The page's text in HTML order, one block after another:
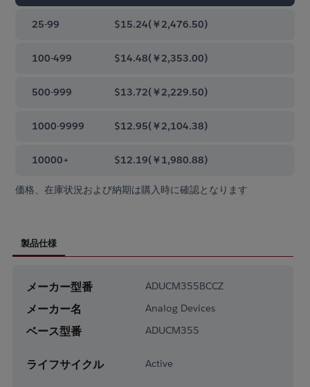
25-99 $15.24(￥2,476.50)
100-499 $14.48(￥2,353.00)
500-999 $13.72(￥2,229.50)
1000-9999 $12.95(￥2,104.38)
10000+ $12.19(￥1,980.88)
価格、在庫状況および納期は購入時に確認となります
製品仕様
メーカー型番 ADUCM355BCCZ
メーカー名 Analog Devices
ベース型番 ADUCM355
ライフサイクル Active